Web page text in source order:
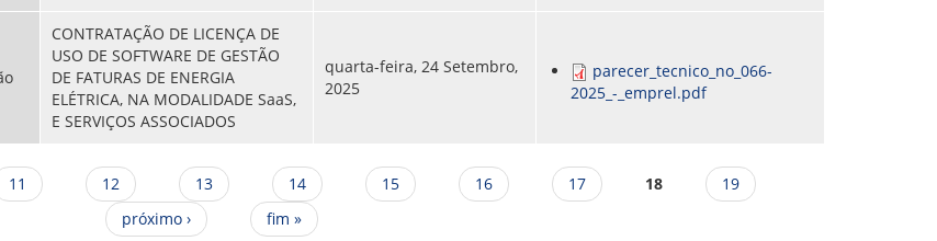
CONTRATAÇÃO DE LICENÇA DE
USO DE SOFTWARE DE GESTÃO
DE FATURAS DE ENERGIA
ELÉTRICA, NA MODALIDADE SaaS,
E SERVIÇOS ASSOCIADOS
quarta-feira, 24 Setembro,
2025
parecer_tecnico_no_066-
2025_-_emprel.pdf
11 12 13 14 15 16 17 18
19
próximo ›
fim »